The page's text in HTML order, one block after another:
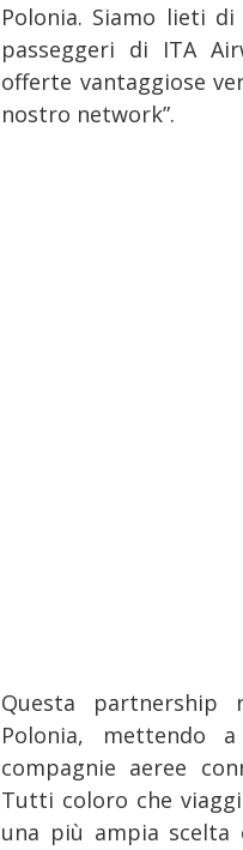
Polonia. Siamo lieti
passeggeri di ITA
offerte vantaggiose
nostro network”.
Questa
Polonia, mettendo
compagnie aeree
Tutti coloro che
una più ampia